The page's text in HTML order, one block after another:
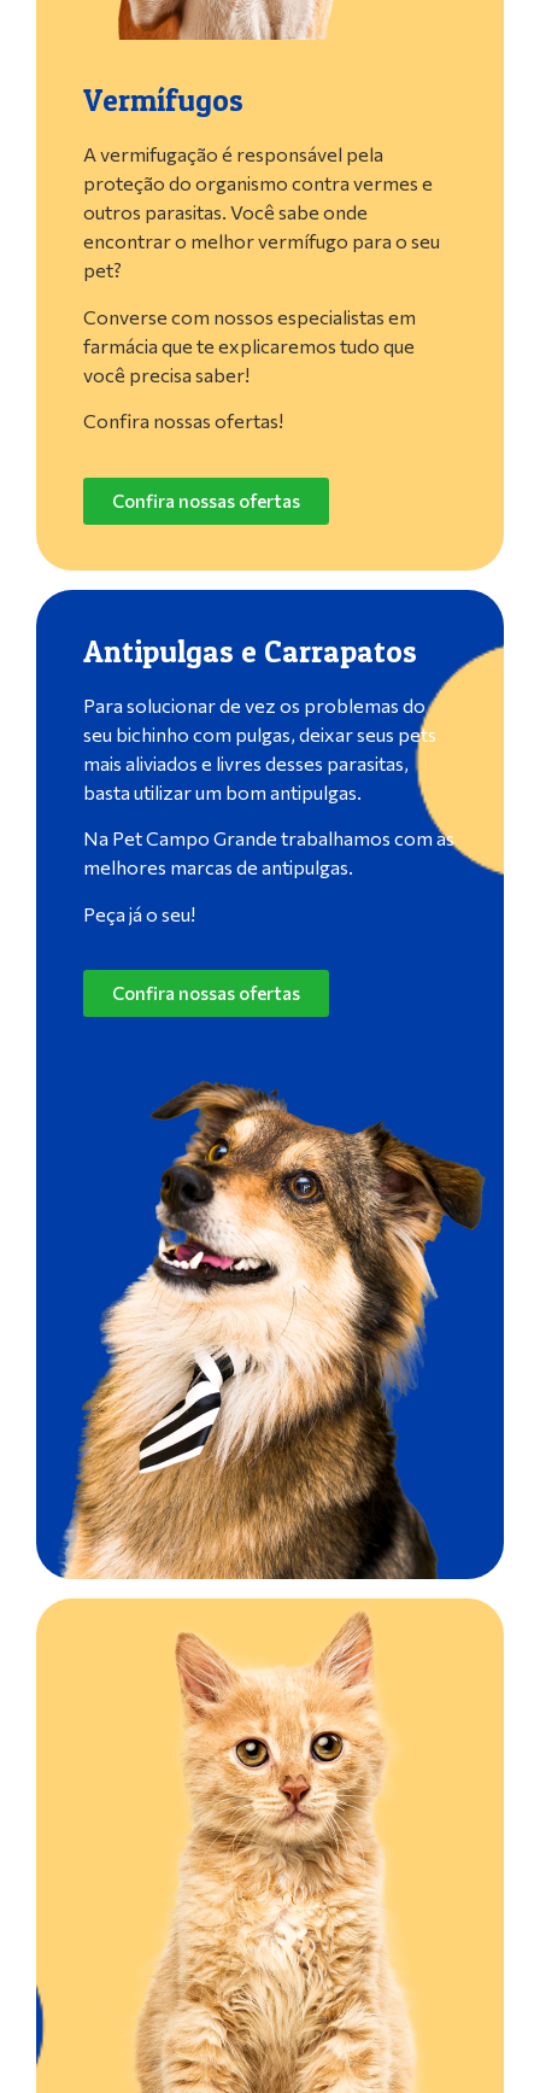
Vermífugos
A vermifugação é responsável pela
proteção do organismo contra vermes e
outros parasitas. Você sabe onde
encontrar o melhor vermífugo para o seu
pet?
Converse com nossos especialistas em
farmácia que te explicaremos tudo que
você precisa saber!
Confira nossas ofertas!
Confira nossas ofertas
Antipulgas e Carrapatos
Para solucionar de vez os problemas do
seu bichinho com pulgas, deixar seus pets
mais aliviados e livres desses parasitas,
basta utilizar um bom antipulgas.
Na Pet Campo Grande trabalhamos com as
melhores marcas de antipulgas.
Peça já o seu!
Confira nossas ofertas